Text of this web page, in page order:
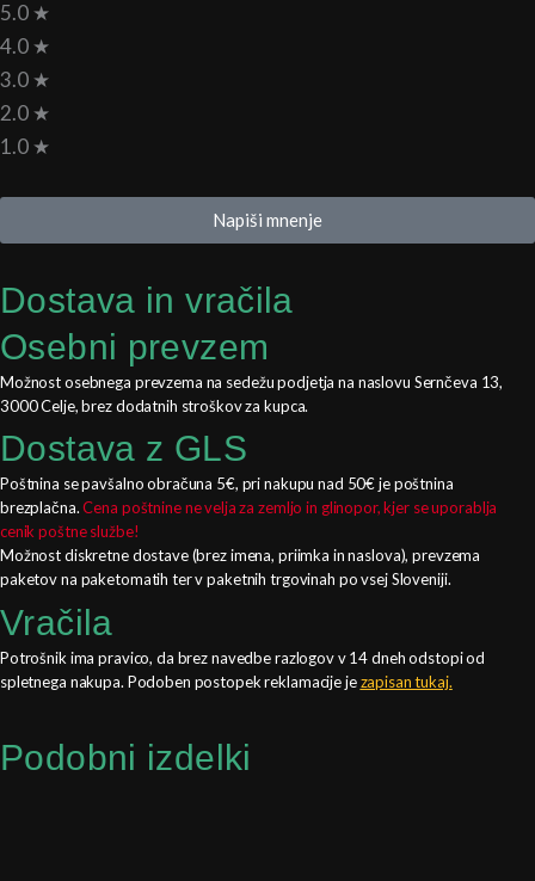
5.0 ★
4.0 ★
3.0 ★
2.0 ★
1.0 ★
Napiši mnenje
Dostava in vračila
Osebni prevzem
Možnost osebnega prevzema na sedežu podjetja na naslovu Sernčeva 13,
3000 Celje, brez dodatnih stroškov za kupca.
Dostava z GLS
Poštnina se pavšalno obračuna 5€, pri nakupu nad 50€ je poštnina
brezplačna.Cena poštnine ne velja za zemljo in glinopor, kjer se uporablja
cenik poštne službe!
Možnost diskretne dostave (brez imena, priimka in naslova), prevzema
paketov na paketomatih ter v paketnih trgovinah po vsej Sloveniji.
Vračila
Potrošnik ima pravico, da brez navedbe razlogov v 14 dneh odstopi od
spletnega nakupa. Podoben postopek reklamacije jezapisan tukaj.
Podobni izdelki